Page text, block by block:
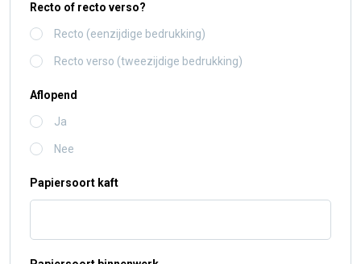
Recto of recto verso?
Recto (eenzijdige bedrukking)
Recto verso (tweezijdige bedrukking)
Aflopend
Ja
Nee
Papiersoort kaft